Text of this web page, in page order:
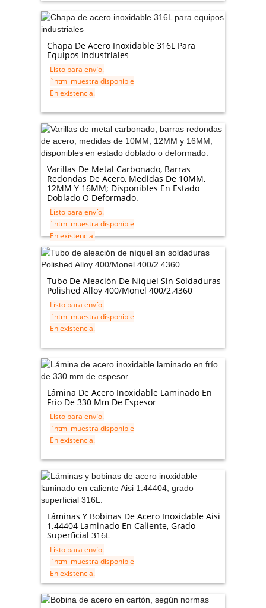
Chapa De Acero Inoxidable 316L Para
Equipos Industriales
Listo para envío.
`html muestra disponible
En existencia.
Varillas De Metal Carbonado, Barras
Redondas De Acero, Medidas De 10MM,
12MM Y 16MM; Disponibles En Estado
Doblado O Deformado.
Listo para envío.
`html muestra disponible
En existencia.
Tubo De Aleación De Níquel Sin Soldaduras
Polished Alloy 400/Monel 400/2.4360
Listo para envío.
`html muestra disponible
En existencia.
Lámina De Acero Inoxidable Laminado En
Frío De 330 Mm De Espesor
Listo para envío.
`html muestra disponible
En existencia.
Láminas Y Bobinas De Acero Inoxidable Aisi
1.44404 Laminado En Caliente, Grado
Superficial 316L
Listo para envío.
`html muestra disponible
En existencia.